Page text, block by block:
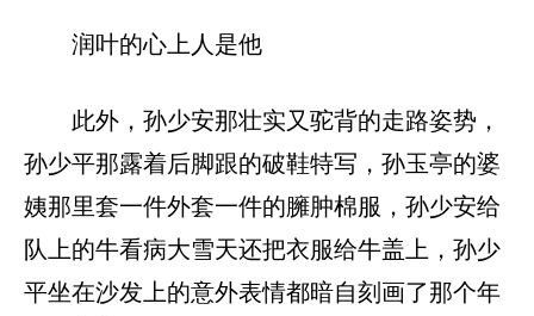
润叶的心上人是他
此外，孙少安那壮实又驼背的走路姿势，
孙少平那露着后脚跟的破鞋特写，孙玉亭的婆
姨那里套一件外套一件的臃肿棉服，孙少安给
队上的牛看病大雪天还把衣服给牛盖上，孙少
平坐在沙发上的意外表情都暗自刻画了那个年